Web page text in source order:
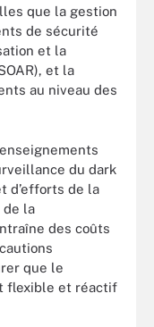
que la gestion
de sécurité
et la
et la
au niveau des
du dark
d’efforts de la
de la
des coûts
que le
flexible et réactif